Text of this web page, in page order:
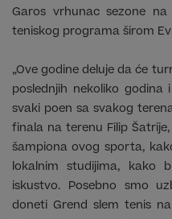
Garos vrhunac sezone
teniskog programa širom
„Ove godine deluje da će
poslednjih nekoliko
svaki poen sa svakog
finala na terenu Filip
šampiona ovog sporta,
lokalnim studijima, kako
iskustvo. Posebno smo
doneti Grend slem tenis